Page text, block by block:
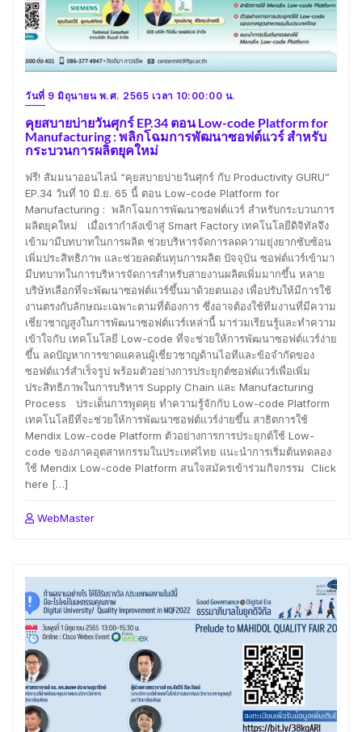
วันที่ 9 มิถุนายน พ.ศ. 2565 เวลา 10:00:00 น.
คุยสบายบ่ายวันศุกร์ EP.34 ตอน Low-code Platform for
Manufacturing : พลิกโฉมการพัฒนาซอฟต์แวร์ สำหรับ
กระบวนการผลิตยุคใหม่
ฟรี! สัมมนาออนไลน์ “คุยสบายบ่ายวันศุกร์ กับ Productivity GURU”
EP.34 วันที่ 10 มิ.ย. 65 นี้ ตอน Low-code Platform for
Manufacturing : พลิกโฉมการพัฒนาซอฟต์แวร์ สำหรับกระบวนการ
ผลิตยุคใหม่ เมื่อเรากำลังเข้าสู่ Smart Factory เทคโนโลยีดิจิทัลจึง
เข้ามามีบทบาทในการผลิต ช่วยบริหารจัดการลดความยุ่งยากซับซ้อน
เพิ่มประสิทธิภาพ และช่วยลดต้นทุนการผลิต ปัจจุบัน ซอฟต์แวร์เข้ามา
มีบทบาทในการบริหารจัดการสำหรับสายงานผลิตเพิ่มมากขึ้น หลาย
บริษัทเลือกที่จะพัฒนาซอฟต์แวร์ขึ้นมาด้วยตนเอง เพื่อปรับให้มีการใช้
งานตรงกับลักษณะเฉพาะตามที่ต้องการ ซึ่งอาจต้องใช้ทีมงานที่มีความ
เชี่ยวชาญสูงในการพัฒนาซอฟต์แวร์เหล่านี้ มาร่วมเรียนรู้และทำความ
เข้าใจกับ เทคโนโลยี Low-code ที่จะช่วยให้การพัฒนาซอฟต์แวร์ง่าย
ขึ้น ลดปัญหาการขาดแคลนผู้เชี่ยวชาญด้านไอทีและข้อจำกัดของ
ซอฟต์แวร์สำเร็จรูป พร้อมตัวอย่างการประยุกต์ซอฟต์แวร์เพื่อเพิ่ม
ประสิทธิภาพในการบริหาร Supply Chain และ Manufacturing
Process ประเด็นการพูดคุย ทำความรู้จักกับ Low-code Platform
เทคโนโลยีที่จะช่วยให้การพัฒนาซอฟต์แวร์ง่ายขึ้น สาธิตการใช้
Mendix Low-code Platform ตัวอย่างการการประยุกต์ใช้ Low-
code ของภาคอุตสาหกรรมในประเทศไทย แนะนำการเริ่มต้นทดลอง
ใช้ Mendix Low-code Platform สนใจสมัครเข้าร่วมกิจกรรม Click
here […]
WebMaster